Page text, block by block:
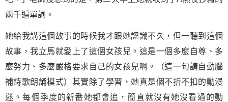
兩千遍單詞。
她給我講這個故事的時候我才跟她認識不久，但一聽到這個
故事，我立馬就愛上了這個女孩兒。這是一個多麼自尊、多
麼努力、多麼嚴格要求自己的女孩兒啊。（這一句請自動腦
補詩歌朗誦模式）其實除了學習，她真是個不折不扣的動漫
迷。每個季度的新番她都會追，簡直就沒有她沒看過的動